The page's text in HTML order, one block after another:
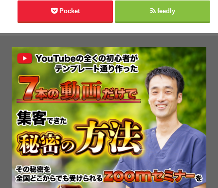
Pocket feedly